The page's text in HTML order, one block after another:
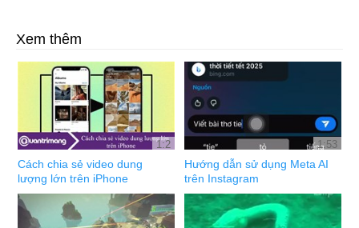
Xem thêm
1:2
Cách chia sẻ video dung
lượng lớn trên iPhone
1:53
Hướng dẫn sử dụng Meta AI
trên Instagram